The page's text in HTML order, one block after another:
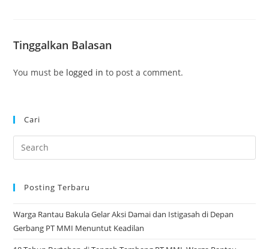
Tinggalkan Balasan
You must be logged in to post a comment.
Cari
Posting Terbaru
Warga Rantau Bakula Gelar Aksi Damai dan Istigasah di Depan
Gerbang PT MMI Menuntut Keadilan